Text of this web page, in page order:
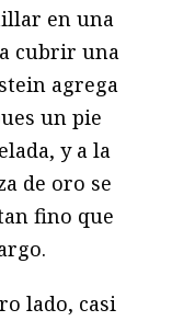
en una
cubrir una
agrega
un pie
y a la
de oro se
fino que
lado, casi